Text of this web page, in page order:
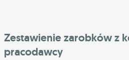
Zestawienie zarobków z
pracodawcy